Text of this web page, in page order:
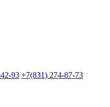
93 +7(831) 274-87-73